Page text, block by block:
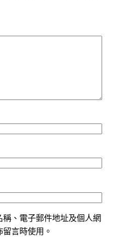
稱、電子郵件地址及個人網
言時使用。